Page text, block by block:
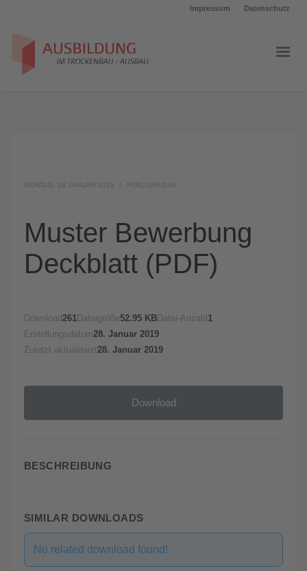
Impressum Datenschutz
MONTAG, 28 JANUAR 2019 PUBLISHED IN
Muster Bewerbung
Deckblatt (PDF)
Download 261 Dateigröße52.95 KB Datei-Anzahl 1
Erstellungsdatum28. Januar 2019
Zuletzt aktualisiert28. Januar 2019
Download
BESCHREIBUNG
SIMILAR DOWNLOADS
No related download found!